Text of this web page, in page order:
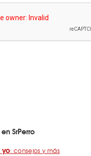
SrPerro
: consejos y más